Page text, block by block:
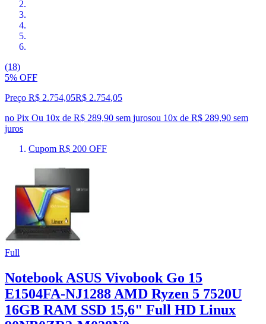
(18)
5% OFF
Preço R$ 2.754,05R$ 2.754,05
no Pix Ou 10x de R$ 289,90 sem jurosou 10x de R$ 289,90 sem
juros
Cupom R$ 200 OFF
Full
Notebook ASUS Vivobook Go 15
E1504FA-NJ1288 AMD Ryzen 5 7520U
16GB RAM SSD 15,6" Full HD Linux